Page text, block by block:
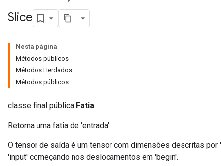
Slice
Nesta página
Métodos públicos
Métodos Herdados
Métodos públicos
classe final pública Fatia
Retorna uma fatia de 'entrada'.
O tensor de saída é um tensor com dimensões descritas
'input' começando nos deslocamentos em 'begin'.